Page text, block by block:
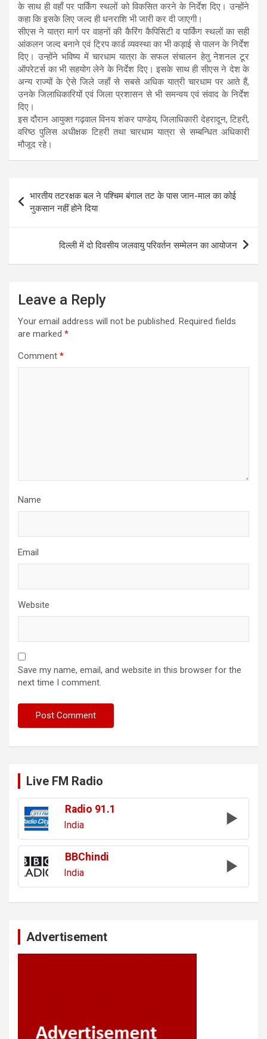
के साथ ही वहाँ पर पार्किंग स्थलों को विकसित करने के निर्देश दिए। उन्होंने
कहा कि इसके लिए जल्द ही धनराशि भी जारी कर दी जाएगी।
सीएस ने यात्रा मार्ग पर वाहनों की कैरिंग कैपिसिटी व पार्किंग स्थलों का सही
आंकलन जल्द बनाने एवं ट्रिप कार्ड व्यवस्था का भी कड़ाई से पालन के निर्देश
दिए। उन्होंने भविष्य में चारधाम यात्रा के सफल संचालन हेतु नेशनल टूर
ऑपरेटर्स का भी सहयोग लेने के निर्देश दिए। इसके साथ ही सीएस ने देश के
अन्य राज्यों के ऐसे जिले जहाँ से सबसे अधिक यात्री चारधाम पर आते हैं,
उनके जिलाधिकारियों एवं जिला प्रशासन से भी समन्वय एवं संवाद के निर्देश
दिए।
इस दौरान आयुक्त गढ़वाल विनय शंकर पाण्डेय, जिलाधिकारी देहरादून, टिहरी,
वरिष्ठ पुलिस अधीक्षक टिहरी तथा चारधाम यात्रा से सम्बन्धित अधिकारी
मौजूद रहे।
navigation
भारतीय तटरक्षक बल ने पश्चिम बंगाल तट के पास जान-माल का कोई
नुकसान नहीं होने दिया
दिल्ली में दो दिवसीय जलवायु परिवर्तन सम्मेलन का आयोजन
Leave a Reply
Your email address will not be published. Required fields
are marked *
Comment *
Name
Email
Website
Save my name, email, and website in this browser for the
next time I comment.
Live FM Radio
Radio 91.1
India
BBChindi
India
Advertisement